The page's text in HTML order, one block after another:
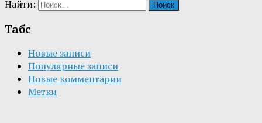
Найти:
Табс
Новые записи
Популярные записи
Новые комментарии
Метки